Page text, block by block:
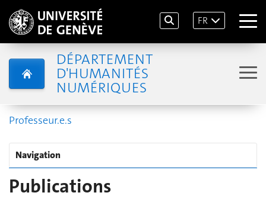
FR
DÉPARTEMENT
D'HUMANITÉS
NUMÉRIQUES
Professeur.e.s
Navigation
Publications